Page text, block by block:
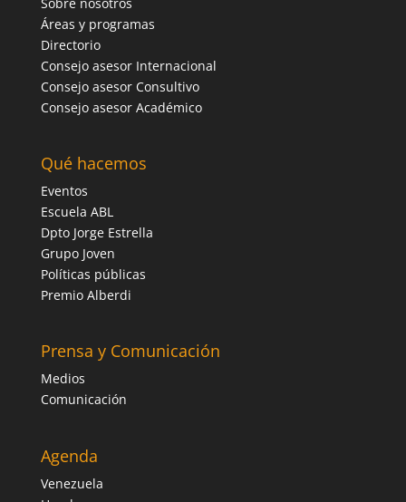
Áreas y programas
Directorio
Consejo asesor Internacional
Consejo asesor Consultivo
Consejo asesor Académico
Qué hacemos
Eventos
Escuela ABL
Dpto Jorge Estrella
Grupo Joven
Políticas públicas
Premio Alberdi
Prensa y Comunicación
Medios
Comunicación
Agenda
Venezuela